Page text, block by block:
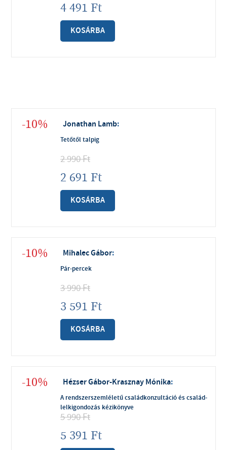
4 491 Ft
KOSÁRBA
-10% Jonathan Lamb:
Tetőtől talpig
2 990Ft
2 691 Ft
KOSÁRBA
-10% Mihalec Gábor:
Pár-percek
3 990Ft
3 591 Ft
KOSÁRBA
-10% Hézser Gábor-Krasznay Mónika:
A rendszerszemléletű családkonzultáció és család-
lelkigondozás kézikönyve
5 990Ft
5 391 Ft